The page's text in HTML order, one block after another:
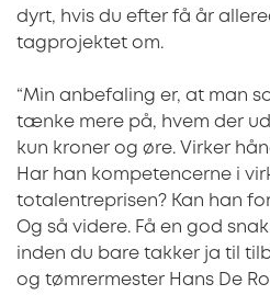
dyrt, hvis du efter få år
tagprojektet om.
“Min anbefaling er, at man
tænke mere på, hvem der
kun kroner og øre. Virker
Har han kompetencerne i
totalentreprisen? Kan han
Og så videre. Få en god
inden du bare takker ja til
og tømrermester Hans De